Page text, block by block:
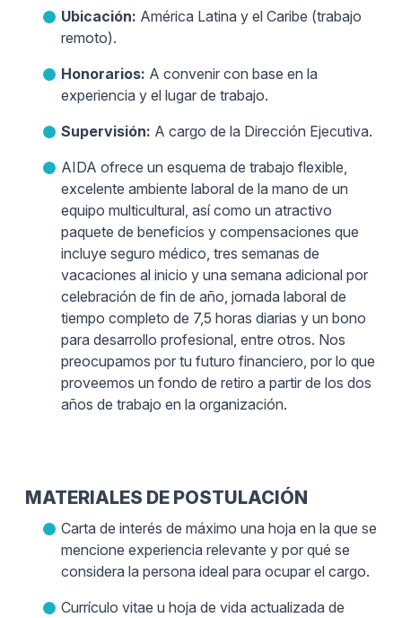
Ubicación: América Latina y el Caribe (trabajo
remoto).
Honorarios: A convenir con base en la
experiencia y el lugar de trabajo.
Supervisión: A cargo de la Dirección Ejecutiva.
AIDA ofrece un esquema de trabajo flexible,
excelente ambiente laboral de la mano de un
equipo multicultural, así como un atractivo
paquete de beneficios y compensaciones que
incluye seguro médico, tres semanas de
vacaciones al inicio y una semana adicional por
celebración de fin de año, jornada laboral de
tiempo completo de 7,5 horas diarias y un bono
para desarrollo profesional, entre otros. Nos
preocupamos por tu futuro financiero, por lo que
proveemos un fondo de retiro a partir de los dos
años de trabajo en la organización.
MATERIALES DE POSTULACIÓN
Carta de interés de máximo una hoja en la que se
mencione experiencia relevante y por qué se
considera la persona ideal para ocupar el cargo.
Currículo vitae u hoja de vida actualizada de